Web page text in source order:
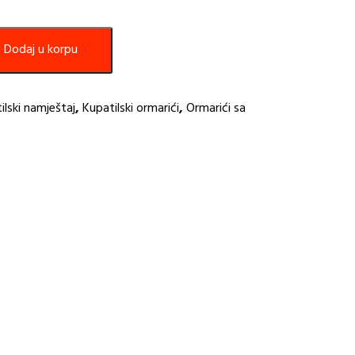
Dodaj u korpu
namještaj,Kupatilski ormarići,Ormarići sa